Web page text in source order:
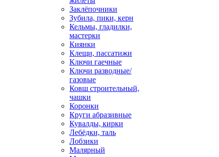
Заклёпочники
Зубила, пики, керн
Кельмы, гладилки,
мастерки
Киянки
Клещи, пассатижи
Ключи гаечные
Ключи разводные/
газовые
Ковш строительный,
чашки
Коронки
Круги абразивные
Кувалды, кирки
Лебёдки, таль
Лобзики
Малярный